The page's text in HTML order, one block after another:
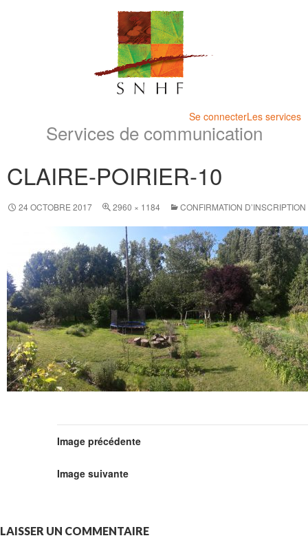
Se connecterLes services
Services de communication
CLAIRE-POIRIER-10
24 OCTOBRE 2017 2960 × 1184 CONFIRMATION D’INSCRIPTION
Image précédente
Image suivante
LAISSER UN COMMENTAIRE